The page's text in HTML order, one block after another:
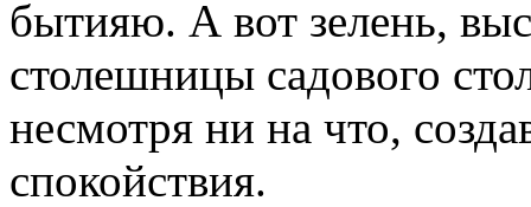
бытияю. А вот зелень,
столешницы садового
несмотря ни на что,
спокойствия.